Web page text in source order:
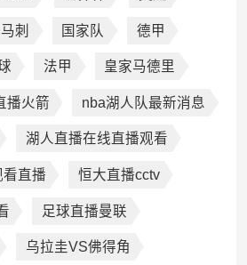
马刺 国家队 德甲
法甲 皇家马德里
播火箭 nba湖人队最新消息
湖人直播在线直播观看
直播 恒大直播cctv
足球直播曼联
乌拉圭VS佛得角